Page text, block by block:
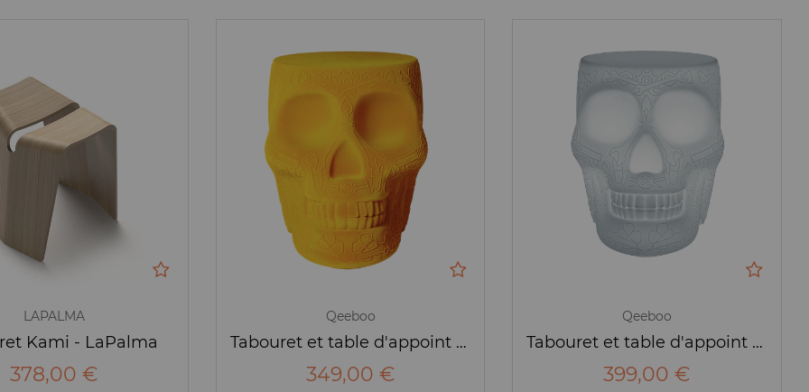
LAPALMA
Kami - LaPalma
378,00 €
Qeeboo
Tabouret et table d'appoint Mexico velvet - Qeeboo
349,00 €
Qeeboo
Tabouret et table d'appoint Mexico LED - Qeeboo
399,00 €